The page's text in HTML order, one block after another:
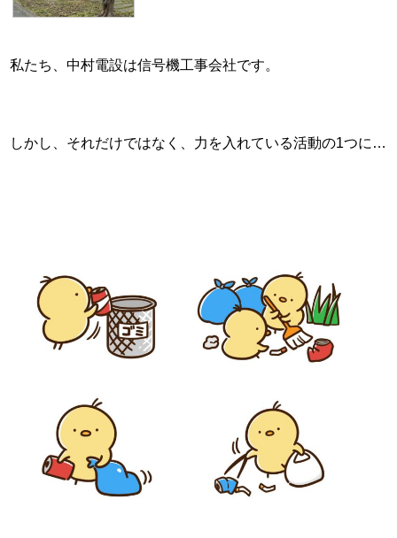
私たち、中村電設は信号機工事会社です。
しかし、それだけではなく、力を入れている活動の1つに…